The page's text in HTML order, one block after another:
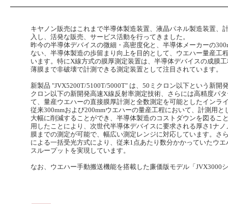
キヤノン販売はこれまで半導体製造装置、液晶パネル製造装置、
入し、活発な販売、サービス活動を行ってきました。
昨今の半導体デバイスの微細・高密度化と、半導体メーカーの
ない、半導体製造の歩留まり向上を目的として、ウエハー量産工
います。特にX線方式の膜厚測定装置は、半導体デバイスの成膜
薄膜まで非破壊で計測できる測定装置として注目されています。
新製品 "JVX5200T/5100T/5000T" は、50ミクロン以下という新開
クロン以下の新開発高速X線反射率測定技術、さらには高精度パ
て、量産ウエハーの直接膜厚計測と全数測定を可能としたインラ
従来300mmおよび200mmウエハーの量産工程において、計測用
大幅に削減することができ、半導体製造のコストダウンを図るこ
用したことにより、次世代半導体デバイスに要求される厚さ1ナ
膜までの測定が可能で、幅広い測定レンジに対応しています。さ
による一括受光方式により、従来1点あたり数分かかっていたウ
スループットを実現しています。
なお、ウエハー手動搬送機能を搭載した廉価版モデル「JVX3000